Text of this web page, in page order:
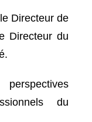
Directeur de
Directeur du
du